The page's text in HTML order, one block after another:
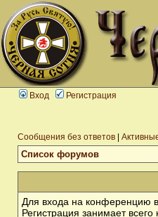
Вход Регистрация
Сообщения без ответов
Список форумов
Для входа на конференцию
Регистрация занимает